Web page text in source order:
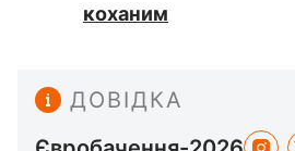
коханим
ДОВІДКА